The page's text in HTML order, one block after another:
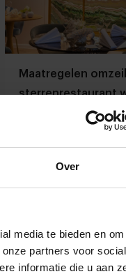
Over
media te bieden en om
partners voor social
informatie die u aan
Maatregelen
sterrenrestaurant
Jonathan Zandbergen*
voor singer-songwriters